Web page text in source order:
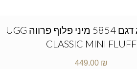
מגפי האגג דגם 5854 מיני פלוף פרווה UGG
CLASSIC MINI FLUFF
449.00 ₪